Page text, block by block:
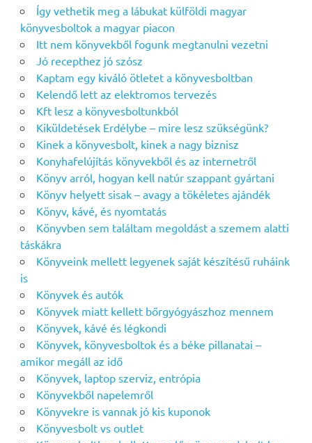
Így vethetik meg a lábukat külföldi magyar
könyvesboltok a magyar piacon
Itt nem könyvekből fogunk megtanulni vezetni
Jó recepthez jó szósz
Kaptam egy kiváló ötletet a könyvesboltban
Kelendő lett az elektromos tervezés
Kft lesz a könyvesboltunkból
Kiküldetések Erdélybe – mire lesz szükségünk?
Kinek a könyvesbolt, kinek a nagy biznisz
Konyhafelújítás könyvekből és az internetről
Könyv arról, hogyan kell natúr szappant gyártani
Könyv helyett sisak – avagy a tökéletes ajándék
Könyv, kávé, és nyomtatás
Könyvben sem találtam megoldást a szemem alatti
táskákra
Könyveink mellett legyenek saját készítésű ruháink
is
Könyvek és autók
Könyvek miatt kellett bőrgyógyászhoz mennem
Könyvek, kávé és légkondi
Könyvek, könyvesboltok és a béke pillanatai –
amikor megáll az idő
Könyvek, laptop szerviz, entrópia
Könyvekből napelemről
Könyvekre is vannak jó kis kuponok
Könyvesbolt vs outlet